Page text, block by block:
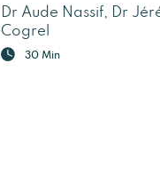
Dr Aude Nassif, Dr
Cogrel
30 Min